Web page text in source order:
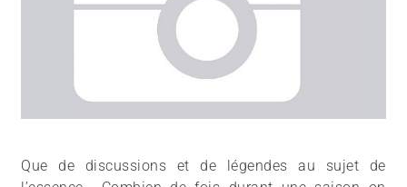
Que de discussions et de légendes au sujet de